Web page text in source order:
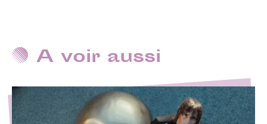
A voir aussi